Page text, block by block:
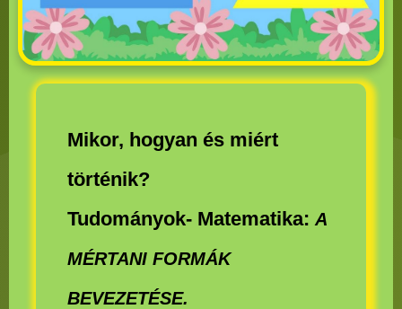
Mikor, hogyan és miért
történik?
Tudományok- Matematika: A
MÉRTANI FORMÁK
BEVEZETÉSE.